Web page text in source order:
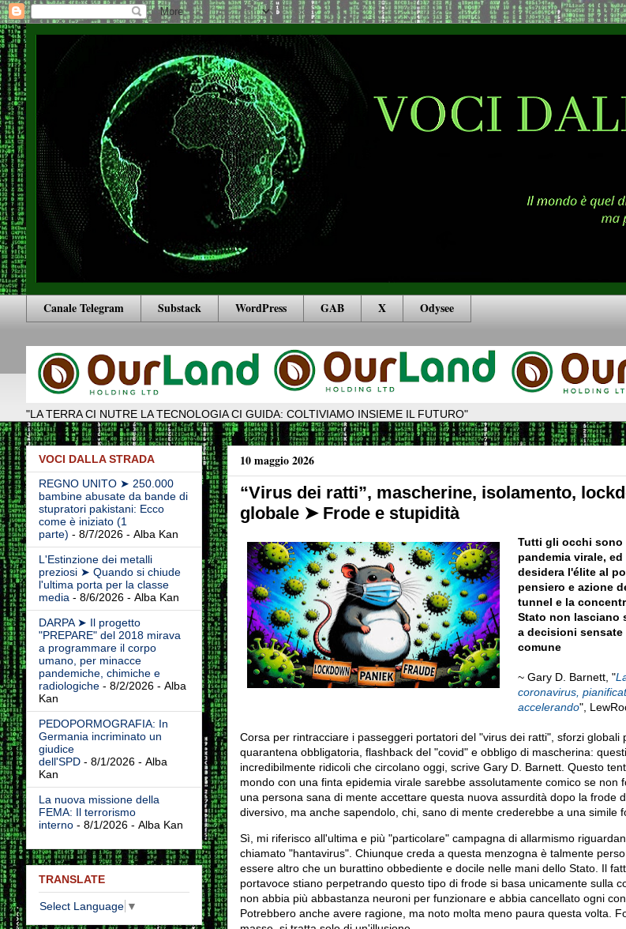
Canale Telegram Substack WordPress GAB X Odysee
"LA TERRA CI NUTRE LA TECNOLOGIA CI GUIDA: COLTIVIAMO INSIEME IL FUTURO"
10 maggio 2026
“Virus dei ratti”, mascherine, isolamento,
globale ➤ Frode e stupidità
Tutti gli occhi
pandemia virale,
desidera l'élite al
pensiero e azione
tunnel e la
Stato non lasciano
a decisioni
comune
~ Gary D. Barnett, "
coronavirus,
accelerando",
Corsa per rintracciare i passeggeri portatori del "virus dei ratti", sforzi globali
quarantena obbligatoria, flashback del "covid" e obbligo di mascherina:
incredibilmente ridicoli che circolano oggi, scrive Gary D. Barnett. Questo
mondo con una finta epidemia virale sarebbe assolutamente comico se non
una persona sana di mente accettare questa nuova assurdità dopo la frode
diversivo, ma anche sapendolo, chi, sano di mente crederebbe a una simile
Sì, mi riferisco all'ultima e più "particolare" campagna di allarmismo
chiamato "hantavirus". Chiunque creda a questa menzogna è talmente
essere altro che un burattino obbediente e docile nelle mani dello Stato. Il
portavoce stiano perpetrando questo tipo di frode si basa unicamente sulla
non abbia più abbastanza neuroni per funzionare e abbia cancellato ogni
Potrebbero anche avere ragione, ma noto molta meno paura questa volta.
VOCI DALLA STRADA
REGNO UNITO ➤ 250.000
bambine abusate da bande di
stupratori pakistani: Ecco
come è iniziato (1
parte) - 8/7/2026- Alba Kan
L'Estinzione dei metalli
preziosi ➤ Quando si chiude
l'ultima porta per la classe
media - 8/6/2026- Alba Kan
DARPA ➤ Il progetto
"PREPARE" del 2018 mirava
a programmare il corpo
umano, per minacce
pandemiche, chimiche e
radiologiche- 8/2/2026- Alba
Kan
PEDOPORMOGRAFIA: In
Germania incriminato un
giudice
dell'SPD- 8/1/2026- Alba
Kan
La nuova missione della
FEMA: Il terrorismo
interno- 8/1/2026- Alba Kan
TRANSLATE
Select Language ▼